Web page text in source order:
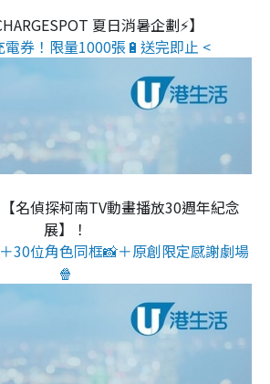
夏日消暑企劃⚡】
電券！限量1000張🔋送完即止 <
【名偵探柯南TV動畫播放30週年紀念
展】！
30位角色同框📸＋原創限定感謝劇場
🍿